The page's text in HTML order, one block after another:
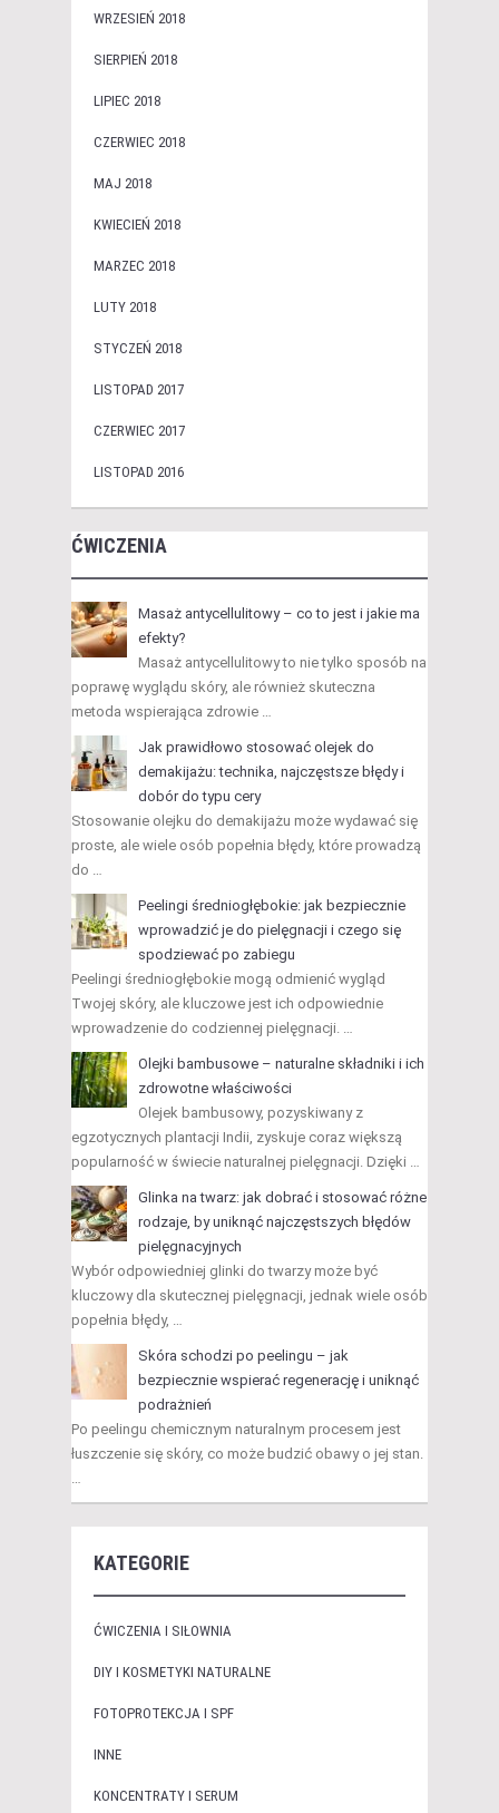
WRZESIEŃ 2018
SIERPIEŃ 2018
LIPIEC 2018
CZERWIEC 2018
MAJ 2018
KWIECIEŃ 2018
MARZEC 2018
LUTY 2018
STYCZEŃ 2018
LISTOPAD 2017
CZERWIEC 2017
LISTOPAD 2016
ĆWICZENIA
Masaż antycellulitowy – co to jest i jakie ma
efekty?
Masaż antycellulitowy to nie tylko sposób na
poprawę wyglądu skóry, ale również skuteczna
metoda wspierająca zdrowie …
Jak prawidłowo stosować olejek do
demakijażu: technika, najczęstsze błędy i
dobór do typu cery
Stosowanie olejku do demakijażu może wydawać się
proste, ale wiele osób popełnia błędy, które prowadzą
do …
Peelingi średniogłębokie: jak bezpiecznie
wprowadzić je do pielęgnacji i czego się
spodziewać po zabiegu
Peelingi średniogłębokie mogą odmienić wygląd
Twojej skóry, ale kluczowe jest ich odpowiednie
wprowadzenie do codziennej pielęgnacji. …
Olejki bambusowe – naturalne składniki i ich
zdrowotne właściwości
Olejek bambusowy, pozyskiwany z
egzotycznych plantacji Indii, zyskuje coraz większą
popularność w świecie naturalnej pielęgnacji. Dzięki …
Glinka na twarz: jak dobrać i stosować różne
rodzaje, by uniknąć najczęstszych błędów
pielęgnacyjnych
Wybór odpowiedniej glinki do twarzy może być
kluczowy dla skutecznej pielęgnacji, jednak wiele osób
popełnia błędy, …
Skóra schodzi po peelingu – jak
bezpiecznie wspierać regenerację i uniknąć
podrażnień
Po peelingu chemicznym naturalnym procesem jest
łuszczenie się skóry, co może budzić obawy o jej stan.
KATEGORIE
ĆWICZENIA I SIŁOWNIA
DIY I KOSMETYKI NATURALNE
FOTOPROTEKCJA I SPF
INNE
KONCENTRATY I SERUM